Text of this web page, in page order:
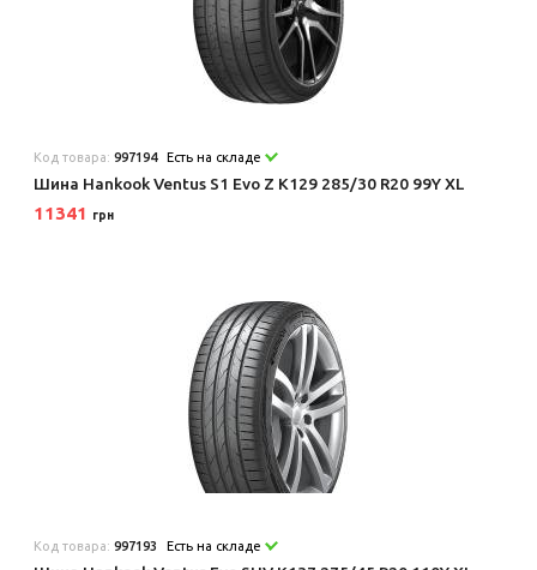
Код товара:997194 Есть на складе
Шина Hankook Ventus S1 Evo Z K129 285/30 R20 99Y XL
11341 грн
Код товара:997193 Есть на складе